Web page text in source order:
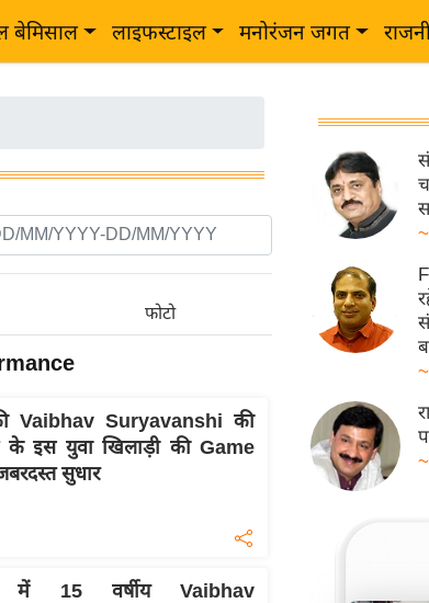
बेमिसाल लाइफस्टाइल मनोरंजन जगत
फोटो
Vaibhav Suryavanshi की
के इस युवा खिलाड़ी की Game
सुधार
में 15 वर्षीय Vaibhav